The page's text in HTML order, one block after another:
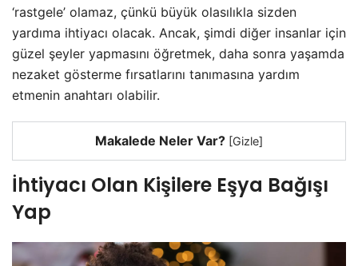
‘rastgele’ olamaz, çünkü büyük olasılıkla sizden
yardıma ihtiyacı olacak. Ancak, şimdi diğer insanlar için
güzel şeyler yapmasını öğretmek, daha sonra yaşamda
nezaket gösterme fırsatlarını tanımasına yardım
etmenin anahtarı olabilir.
Makalede Neler Var? [Gizle]
İhtiyacı Olan Kişilere Eşya Bağışı
Yap